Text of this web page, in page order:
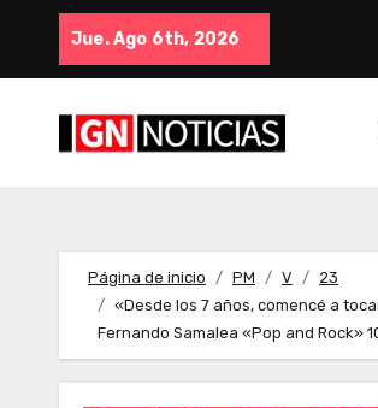
Jue. Ago 6th, 2026
Página de inicio PM V
23
«Desde los 7 años, comencé a
Fernando Samalea «Pop and Rock»